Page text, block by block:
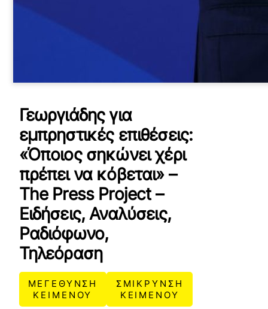
Γεωργιάδης για
εμπρηστικές επιθέσεις:
«Όποιος σηκώνει χέρι
πρέπει να κόβεται» –
The Press Project –
Ειδήσεις, Αναλύσεις,
Ραδιόφωνο,
Τηλεόραση
ΜΕΓΕΘΥΝΣΗ
ΚΕΙΜΕΝΟΥ
ΣΜΙΚΡΥΝΣΗ
ΚΕΙΜΕΝΟΥ